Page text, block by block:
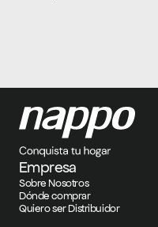
Empresa
Sobre Nosotros
Dónde comprar
Quiero ser Distribuidor